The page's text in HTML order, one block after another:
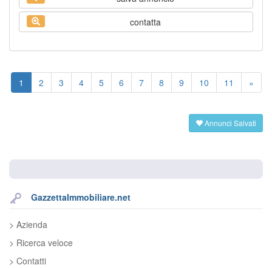
contatta
1 2 3 4 5 6 7 8 9 10 11 »
Annunci Salvati
GazzettaImmobiliare.net
> Azienda
> Ricerca veloce
> Contatti